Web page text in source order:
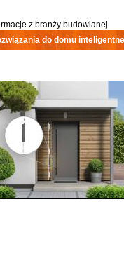
z branży budowlanej
do domu